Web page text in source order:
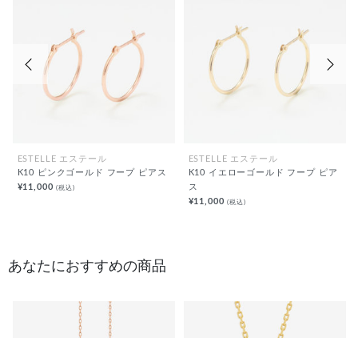
ESTELLE エステール
K10 ピンクゴールド フープ ピアス
¥11,000(税込)
ESTELLE エステール
K10 イエローゴールド フープ ピア
ス
¥11,000(税込)
前の画像
あなたにおすすめの商品